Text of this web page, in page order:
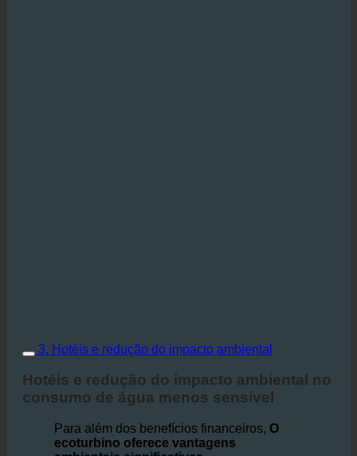
3. Hotéis e redução do impacto ambiental
consumo de água menos sensível